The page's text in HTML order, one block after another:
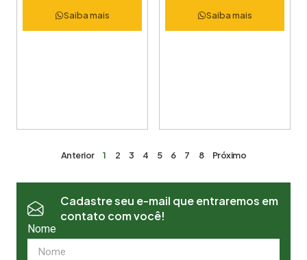
Saiba mais Saiba mais
Anterior 1 2 3 4 5 6 7 8 Próximo
Cadastre seu e-mail que entraremos em
contato com você!
Nome